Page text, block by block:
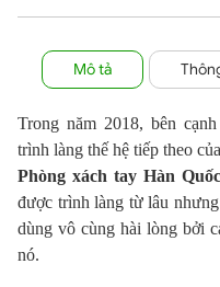
Mô tả
Trong năm 2018, bên
trình làng thế hệ tiếp theo
Phòng xách tay Hàn
được trình làng từ lâu
dùng vô cùng hài lòng bởi
nó.